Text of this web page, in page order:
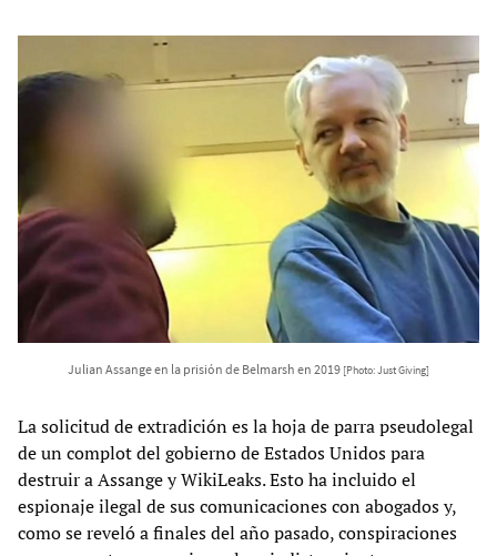
Julian Assange en la prisión de Belmarsh en 2019 [Photo: Just Giving]
La solicitud de extradición es la hoja de parra pseudolegal
de un complot del gobierno de Estados Unidos para
destruir a Assange y WikiLeaks. Esto ha incluido el
espionaje ilegal de sus comunicaciones con abogados y,
como se reveló a finales del año pasado, conspiraciones